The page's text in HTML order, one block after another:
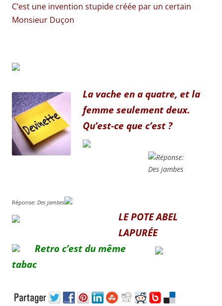
C’est une invention stupide créée par un certain
Monsieur Duçon
La vache en a quatre, et la
femme seulement deux.
Qu’est-ce que c’est ?
Réponse: Des jambes
LEPOTE ABEL
LAPURÉE
Retro c’est du même
tabac